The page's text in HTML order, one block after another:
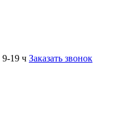
9-19 ч Заказать звонок